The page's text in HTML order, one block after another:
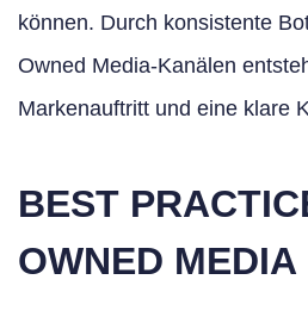
können. Durch konsistente
Owned Media-Kanälen
Markenauftritt und eine klare
BEST
OWNED MEDIA